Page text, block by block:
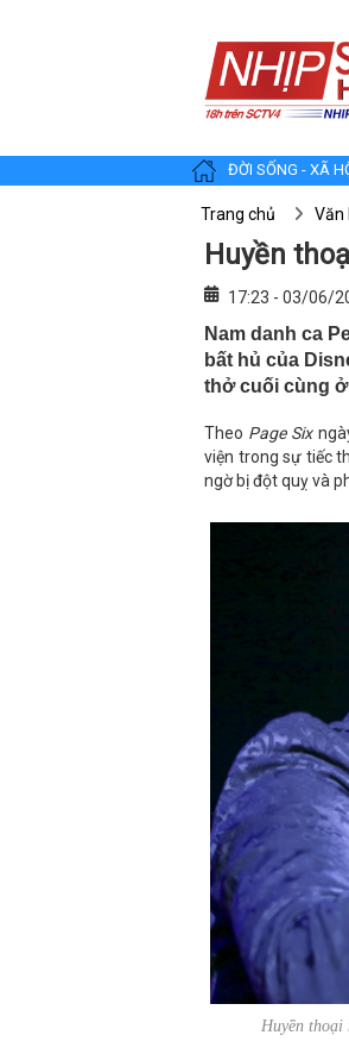
ĐỜI SỐNG - XÃ
Trang chủ Văn
Huyền
17:23 - 03/06/
Nam danh ca
bất hủ của
thở cuối cùng
Theo Page Six
viện trong sự tiếc
ngờ bị đột quỵ và
Huyền thoại